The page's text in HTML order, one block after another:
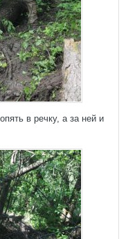
в речку, а за ней и